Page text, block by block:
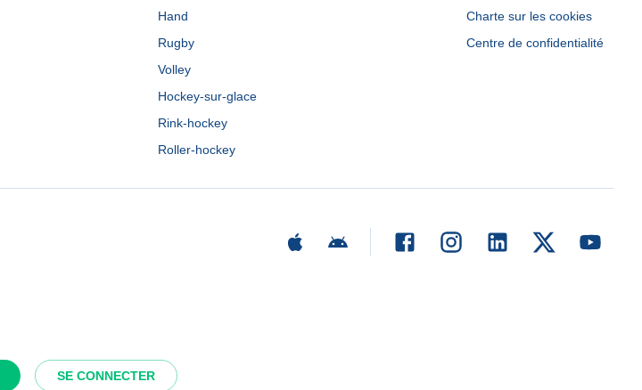
SE CONNECTER
Hand
Rugby
Volley
Hockey-sur-glace
Rink-hockey
Roller-hockey
Charte sur les cookies
Centre de confidentialité